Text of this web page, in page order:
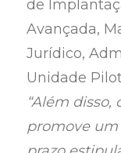
de
Avançada,
Jurídico,
Unidade
“Além
promove um